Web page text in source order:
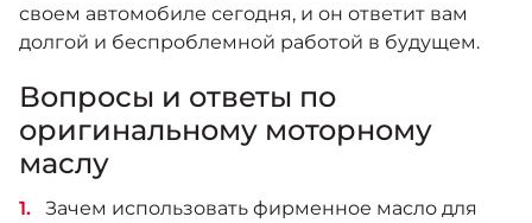
своем автомобиле сегодня, и он ответит вам
долгой и беспроблемной работой в будущем.
Вопросы и ответы по
оригинальному моторному
маслу
Зачем использовать фирменное масло для